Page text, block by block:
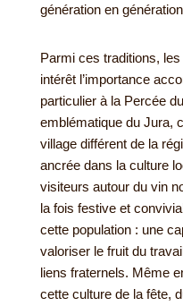
génération en
Parmi ces traditions,
intérêt l’importance
particulier à la Percée
emblématique du Jura,
village différent de la
ancrée dans la culture
visiteurs autour du vin
la fois festive et
cette population : une
valoriser le fruit du
liens fraternels. Même
cette culture de la fête,